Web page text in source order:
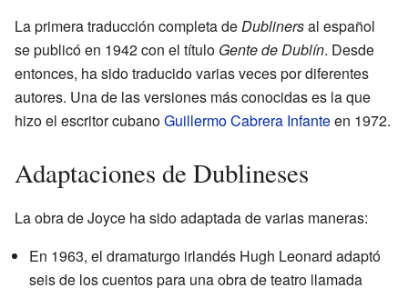
La primera traducción completa deDublinersal español
se publicó en 1942 con el título Gente de Dublín. Desde
entonces, ha sido traducido varias veces por diferentes
autores. Una de las versiones más conocidas es la que
hizo el escritor cubanoGuillermo Cabrera Infanteen 1972.
Adaptaciones de Dublineses
La obra de Joyce ha sido adaptada de varias maneras:
En 1963, el dramaturgo irlandés Hugh Leonard adaptó
seis de los cuentos para una obra de teatro llamada